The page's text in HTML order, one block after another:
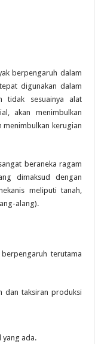
berpengaruh dalam
digunakan dalam
tidak sesuainya alat
akan menimbulkan
menimbulkan kerugian
beraneka ragam
dimaksud dengan
meliputi tanah,
alang).
terutama
dan taksiran produksi
yang ada.